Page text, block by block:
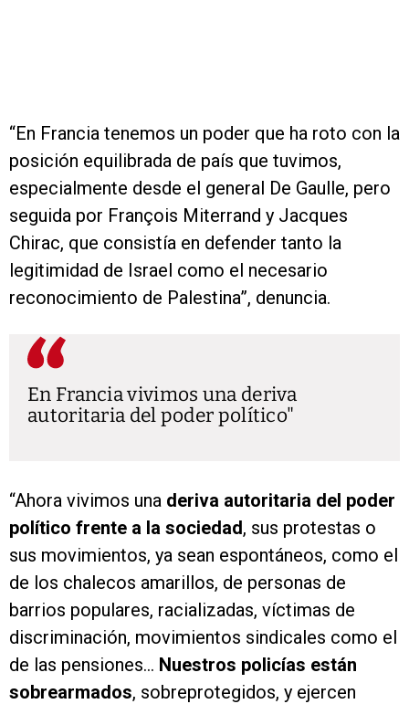
“En Francia tenemos un poder que ha roto con la
posición equilibrada de país que tuvimos,
especialmente desde el general De Gaulle, pero
seguida por François Miterrand y Jacques
Chirac, que consistía en defender tanto la
legitimidad de Israel como el necesario
reconocimiento de Palestina”, denuncia.
En Francia vivimos una deriva
autoritaria del poder político
“Ahora vivimos una deriva autoritaria del poder
político frente a la sociedad, sus protestas o
sus movimientos, ya sean espontáneos, como el
de los chalecos amarillos, de personas de
barrios populares, racializadas, víctimas de
discriminación, movimientos sindicales como el
de las pensiones… Nuestros policías están
sobrearmados, sobreprotegidos, y ejercen